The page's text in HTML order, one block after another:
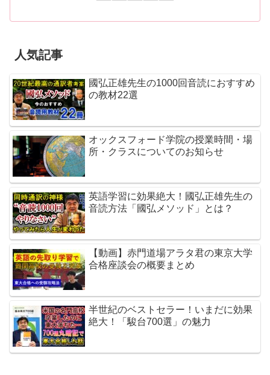
人気記事
國弘正雄先生の1000回音読におすすめ
の教材22選
オックスフォード学院の授業時間・場
所・クラスについてのお知らせ
英語学習に効果絶大！國弘正雄先生の
音読方法「國弘メソッド」とは？
【動画】赤門道場アラタ君の東京大学
合格座談会の概要まとめ
半世紀のベストセラー！いまだに効果
絶大！「駿台700選」の魅力